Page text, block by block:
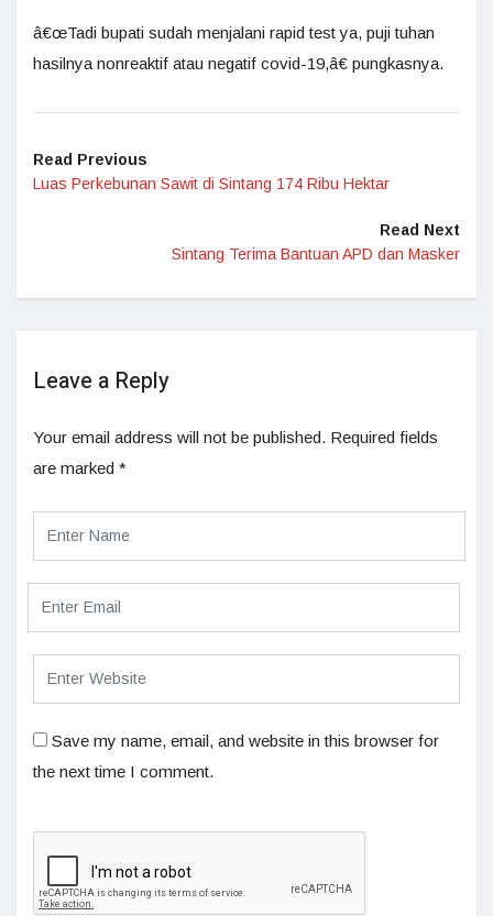
â€œTadi bupati sudah menjalani rapid test ya, puji tuhan
hasilnya nonreaktif atau negatif covid-19,â€ pungkasnya.
Read Previous
Luas Perkebunan Sawit di Sintang 174 Ribu Hektar
Read Next
Sintang Terima Bantuan APD dan Masker
Leave a Reply
Your email address will not be published. Required fields
are marked *
Save my name, email, and website in this browser for
the next time I comment.